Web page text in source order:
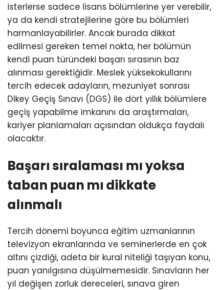
isterlerse sadece lisans bölümlerine yer verebilir,
ya da kendi stratejilerine göre bu bölümleri
harmanlayabilirler. Ancak burada dikkat
edilmesi gereken temel nokta, her bölümün
kendi puan türündeki başarı sırasının baz
alınması gerektiğidir. Meslek yüksekokullarını
tercih edecek adayların, mezuniyet sonrası
Dikey Geçiş Sınavı (DGS) ile dört yıllık bölümlere
geçiş yapabilme imkanını da araştırmaları,
kariyer planlamaları açısından oldukça faydalı
olacaktır.
Başarı sıralaması mı yoksa
taban puan mı dikkate
alınmalı
Tercih dönemi boyunca eğitim uzmanlarının
televizyon ekranlarında ve seminerlerde en çok
altını çizdiği, adeta bir kural niteliği taşıyan konu,
puan yanılgısına düşülmemesidir. Sınavların her
yıl değişen zorluk dereceleri, sınava giren